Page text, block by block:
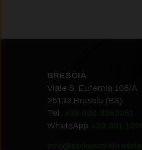
BRESCIA
Viale S. Eufemia 108/A
25135 Brescia (BS)
Tel. +39.030.3363061
WhatsApp